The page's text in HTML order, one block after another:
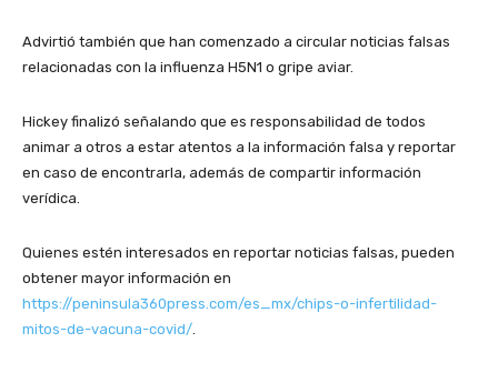
Advirtió también que han comenzado a circular noticias falsas
relacionadas con la influenza H5N1 o gripe aviar.
Hickey finalizó señalando que es responsabilidad de todos
animar a otros a estar atentos a la información falsa y reportar
en caso de encontrarla, además de compartir información
verídica.
Quienes estén interesados en reportar noticias falsas, pueden
obtener mayor información en
https://peninsula360press.com/es_mx/chips-o-infertilidad-
mitos-de-vacuna-covid/